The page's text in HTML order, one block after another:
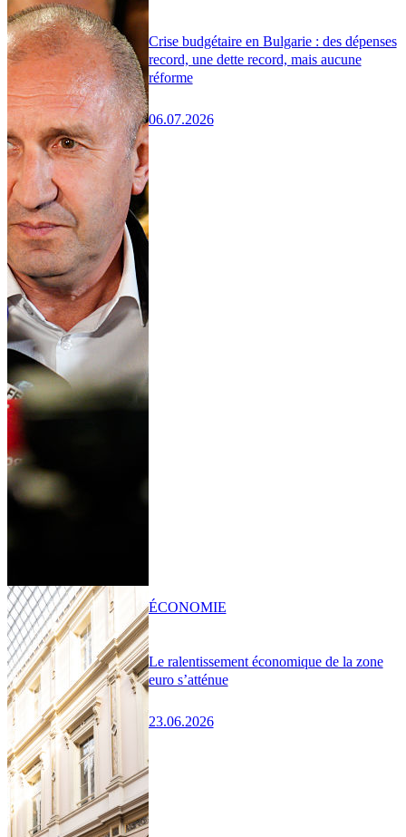
Crise budgétaire en Bulgarie : des dépenses
record, une dette record, mais aucune
réforme
06.07.2026
Le ralentissement économique de la zone
euro s’atténue
23.06.2026
ÉCONOMIE